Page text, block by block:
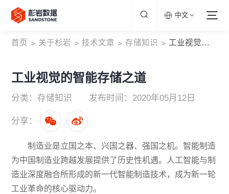
中文
首页 > 关于杉岩 > 技术文章 > 存储知识 > 工业视觉的智能存储之道
工业视觉的智能存储之道
分类：存储知识 发布时间：2020年05月12日
分享：
制造业是立国之本、兴国之器、强国之机。智能制造
为中国制造业跨越发展提供了历史性机遇。人工智能与制
造业深度融合所形成的新一代智能制造技术，成为新一轮
工业革命的核心驱动力。